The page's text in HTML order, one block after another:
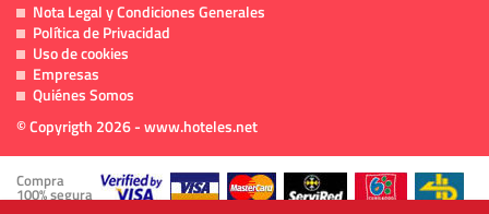
Nota Legal y Condiciones Generales
Política de Privacidad
Uso de cookies
Empresas
Quiénes Somos
© Copyrigth 2026 - www.hoteles.net
Compra
100% segura